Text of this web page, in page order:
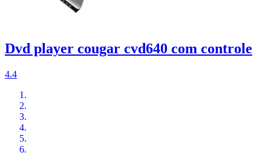
Dvd player cougar cvd640 com controle
4.4